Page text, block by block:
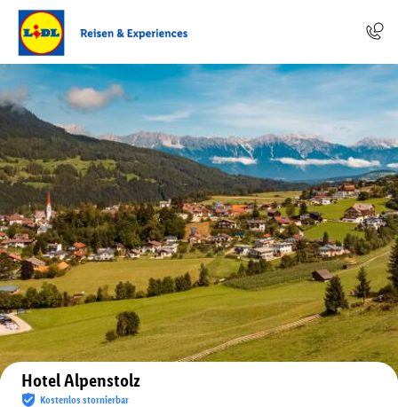
Auf der Karte anzeigen
Hotel Alpenstolz
Kostenlos stornierbar